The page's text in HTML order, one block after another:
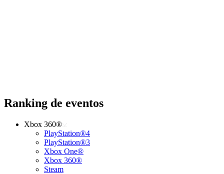
Ranking de eventos
Xbox 360®
PlayStation®4
PlayStation®3
Xbox One®
Xbox 360®
Steam